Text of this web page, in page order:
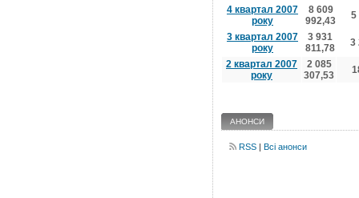
4 квартал 2007
року
8 609
992,43
5
3 квартал 2007
року
3 931
811,78
3
2 квартал 2007
року
2 085
307,53
АНОНСИ
RSS | Всі анонси